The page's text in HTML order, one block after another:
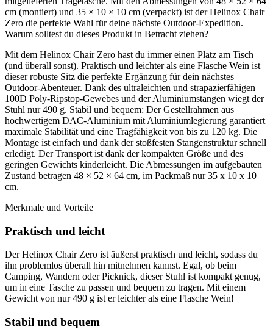
cm (montiert) und 35 × 10 × 10 cm (verpackt) ist der Helinox Chair
Zero die perfekte Wahl für deine nächste Outdoor-Expedition.
Warum solltest du dieses Produkt in Betracht ziehen?
Mit dem Helinox Chair Zero hast du immer einen Platz am Tisch
(und überall sonst). Praktisch und leichter als eine Flasche Wein ist
dieser robuste Sitz die perfekte Ergänzung für dein nächstes
Outdoor-Abenteuer. Dank des ultraleichten und strapazierfähigen
100D Poly-Ripstop-Gewebes und der Aluminiumstangen wiegt der
Stuhl nur 490 g. Stabil und bequem: Der Gestellrahmen aus
hochwertigem DAC-Aluminium mit Aluminiumlegierung garantiert
maximale Stabilität und eine Tragfähigkeit von bis zu 120 kg. Die
Montage ist einfach und dank der stoßfesten Stangenstruktur schnell
erledigt. Der Transport ist dank der kompakten Größe und des
geringen Gewichts kinderleicht. Die Abmessungen im aufgebauten
Zustand betragen 48 × 52 × 64 cm, im Packmaß nur 35 x 10 x 10
cm.
Merkmale und Vorteile
Praktisch und leicht
Der Helinox Chair Zero ist äußerst praktisch und leicht, sodass du
ihn problemlos überall hin mitnehmen kannst. Egal, ob beim
Camping, Wandern oder Picknick, dieser Stuhl ist kompakt genug,
um in eine Tasche zu passen und bequem zu tragen. Mit einem
Gewicht von nur 490 g ist er leichter als eine Flasche Wein!
Stabil und bequem